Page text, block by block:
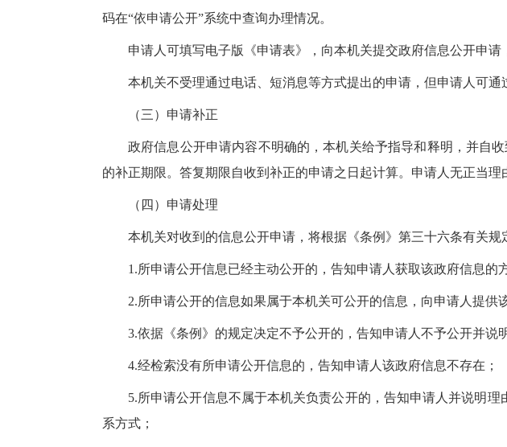
码在“依申请公开”系统中查询办理情况。
申请人可填写电子版《申请表》，向本机关提交政府信息公开申请
本机关不受理通过电话、短消息等方式提出的申请，但申请人可通
（三）申请补正
政府信息公开申请内容不明确的，本机关给予指导和释明，并自
的补正期限。答复期限自收到补正的申请之日起计算。申请人无正当
（四）申请处理
本机关对收到的信息公开申请，将根据《条例》第三十六条有关规
1.所申请公开信息已经主动公开的，告知申请人获取该政府信息的
2.所申请公开的信息如果属于本机关可公开的信息，向申请人提
3.依据《条例》的规定决定不予公开的，告知申请人不予公开并说
4.经检索没有所申请公开信息的，告知申请人该政府信息不存在；
5.所申请公开信息不属于本机关负责公开的，告知申请人并说明
系方式；